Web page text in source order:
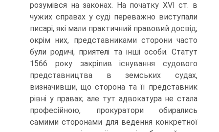
розумівся на законах. На початку XVI ст. в
чужих справах у суді переважно виступали
писарі, які мали практичний правовий досвід;
окрім них, представниками сторони часто
були родичі, приятелі та інші особи. Статут
1566 року закріпив існування судового
представництва в земських судах,
визначивши, що сторона та її представник
рівні у правах; але тут адвокатура не стала
професійною, прокуратори обирались
самими сторонами для ведення конкретної